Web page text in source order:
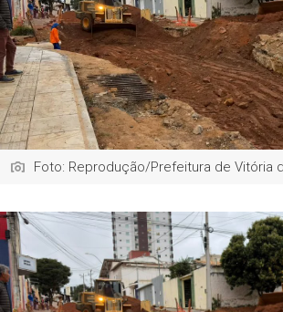
Foto: Reprodução/Prefeitura de Vitória